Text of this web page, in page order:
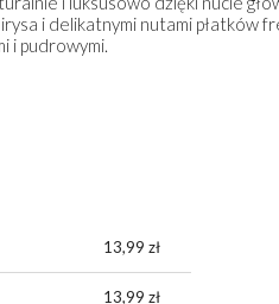
139,00 zł
i delikatnymi nutami płatków
i pudrowymi.
NIE ZAWIERA
KOSZTÓW
13,99 zł
13,99 zł